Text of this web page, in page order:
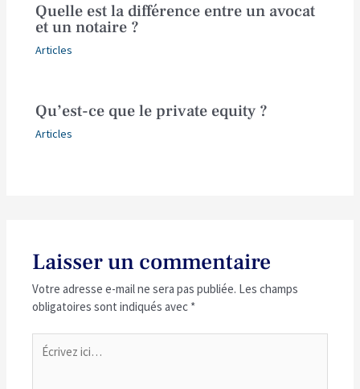
Quelle est la différence entre un avocat
et un notaire ?
Articles
Qu’est-ce que le private equity ?
Articles
Laisser un commentaire
Votre adresse e-mail ne sera pas publiée. Les champs
obligatoires sont indiqués avec *
Écrivez
ici…